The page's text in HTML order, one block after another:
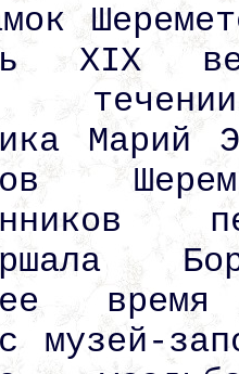
XIX
Марий
музей-